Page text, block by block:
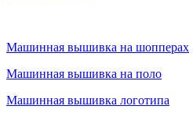
Машинная вышивка на шопперах
Машинная вышивка на поло
Машинная вышивка логотипа